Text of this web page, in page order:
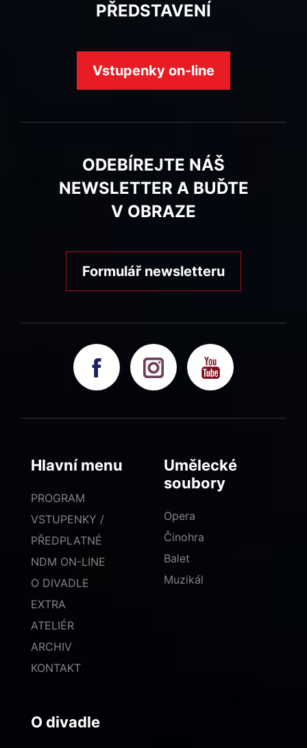
PŘEDSTAVENÍ
Vstupenky on-line
ODEBÍREJTE NÁŠ
NEWSLETTER A BUĎTE
V OBRAZE
Formulář newsletteru
Hlavní menu
PROGRAM
VSTUPENKY /
PŘEDPLATNÉ
NDM ON-LINE
O DIVADLE
EXTRA
ATELIÉR
ARCHIV
KONTAKT
Umělecké
soubory
Opera
Činohra
Balet
Muzikál
O divadle